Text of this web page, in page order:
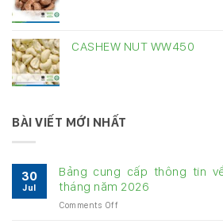
CASHEW NUT WW450
BÀI VIẾT MỚI NHẤT
30
Jul
Bảng cung cấp thông tin
tháng năm 2026
Comments Offon